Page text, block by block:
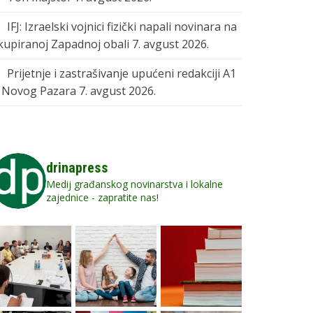
IFJ: Izraelski vojnici fizički napali novinara na
Zapadnoj obali 7. avgust 2026.
Prijetnje i zastrašivanje upućeni redakciji A1
Pazara 7. avgust 2026.
drinapress
Medij građanskog novinarstva i lokalne
zajednice - zapratite nas!